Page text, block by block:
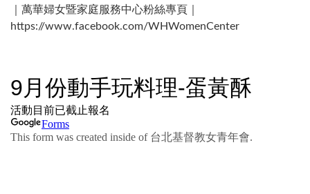
｜萬華婦女暨家庭服務中心粉絲專頁｜
https://www.facebook.com/WHWomenCenter